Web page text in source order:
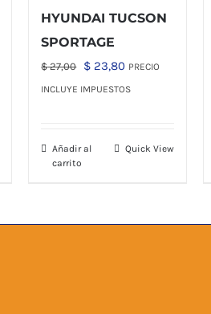
HYUNDAI TUCSON
SPORTAGE
$27,00
El
precio
$ 27,00.
$ 23,80El
precio
$ 23,80.
PRECIO
INCLUYE IMPUESTOS
Añadir al
carrito
Quick View